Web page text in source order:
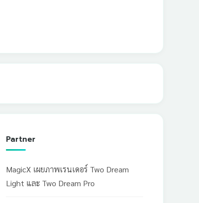
Partner
MagicX เผยภาพเรนเดอร์ Two Dream
Light และ Two Dream Pro